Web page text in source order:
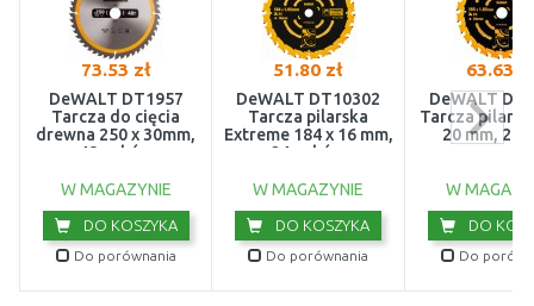
73.53 zł
DeWALT DT1957
Tarcza do cięcia
drewna 250 x 30mm,
48 zębów
W MAGAZYNIE
DO KOSZYKA
Do porównania
51.80 zł
DeWALT DT10302
Tarcza pilarska
Extreme 184 x 16 mm,
24 zębów
W MAGAZYNIE
DO KOSZYKA
Do porównania
63.63
DeWALT
Tarcza
20 mm, 24
W
DO
Do